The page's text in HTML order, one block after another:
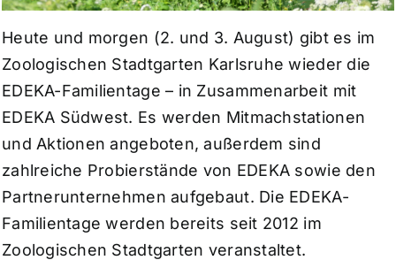
Heute und morgen (2. und 3. August) gibt es im
Zoologischen Stadtgarten Karlsruhe wieder die
EDEKA-Familientage – in Zusammenarbeit mit
EDEKA Südwest. Es werden Mitmachstationen
und Aktionen angeboten, außerdem sind
zahlreiche Probierstände von EDEKA sowie den
Partnerunternehmen aufgebaut. Die EDEKA-
Familientage werden bereits seit 2012 im
Zoologischen Stadtgarten veranstaltet.